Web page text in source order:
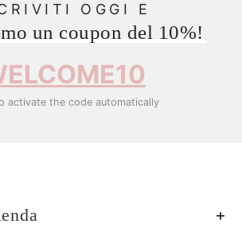
OGGI E
un coupon del 10%!
activate the code automatically